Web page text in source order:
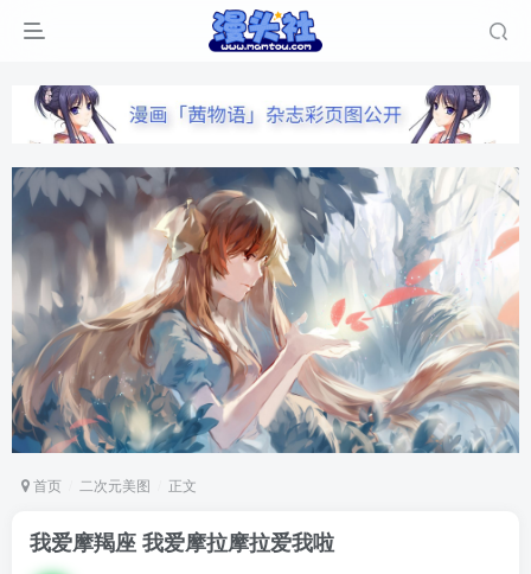
首页 二次元美图 正文
我爱摩羯座 我爱摩拉摩拉爱我啦